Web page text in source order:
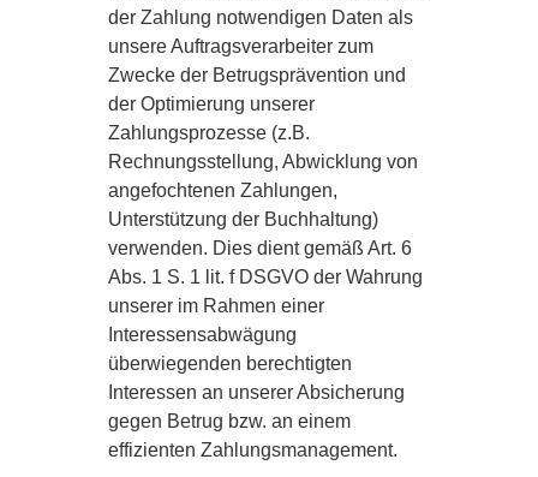
der Zahlung notwendigen Daten als
unsere Auftragsverarbeiter zum
Zwecke der Betrugsprävention und
der Optimierung unserer
Zahlungsprozesse (z.B.
Rechnungsstellung, Abwicklung von
angefochtenen Zahlungen,
Unterstützung der Buchhaltung)
verwenden. Dies dient gemäß Art. 6
Abs. 1 S. 1 lit. f DSGVO der Wahrung
unserer im Rahmen einer
Interessensabwägung
überwiegenden berechtigten
Interessen an unserer Absicherung
gegen Betrug bzw. an einem
effizienten Zahlungsmanagement.